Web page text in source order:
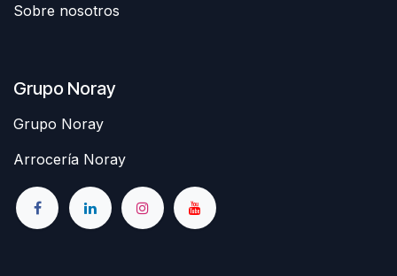
Sobre nosotros
Grupo Noray
Grupo Noray
Arrocería Noray